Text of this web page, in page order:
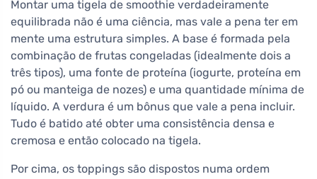
Montar uma tigela de smoothie verdadeiramente
equilibrada não é uma ciência, mas vale a pena ter em
mente uma estrutura simples. A base é formada pela
combinação de frutas congeladas (idealmente dois a
três tipos), uma fonte de proteína (iogurte, proteína em
pó ou manteiga de nozes) e uma quantidade mínima de
líquido. A verdura é um bônus que vale a pena incluir.
Tudo é batido até obter uma consistência densa e
cremosa e então colocado na tigela.
Por cima, os toppings são dispostos numa ordem